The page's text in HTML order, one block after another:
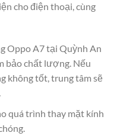
cho điện thoại, cùng
Oppo A7 tại Quỳnh An
bảo chất lượng. Nếu
không tốt, trung tâm sẽ
quá trình thay mặt kính